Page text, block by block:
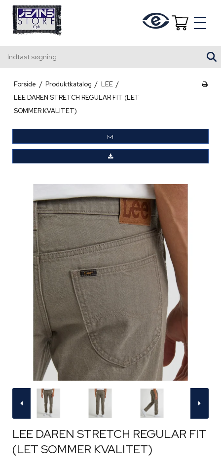
Forside / Produktkatalog / LEE /
LEE DAREN STRETCH REGULAR FIT (LET
SOMMER KVALITET)
LEE DAREN STRETCH REGULAR FIT
(LET SOMMER KVALITET)